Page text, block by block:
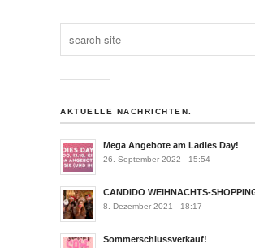
AKTUELLE NACHRICHTEN.
Mega Angebote am Ladies Day!
26. September 2022 - 15:54
CANDIDO WEIHNACHTS-
8. Dezember 2021 - 18:17
Sommerschlussverkauf!